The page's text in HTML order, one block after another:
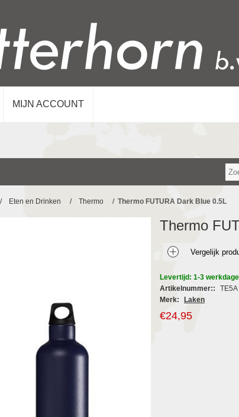
MIJN ACCOUNT
/ Eten en Drinken / Thermo / Thermo FUTURA Dark Blue 0.5L
Thermo
Levertijd: 1-3
Artikelnummer::
TE5A
Merk:
Laken
€24,95